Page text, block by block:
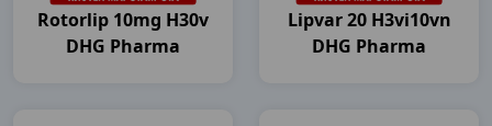
Rotorlip 10mg H30v
DHG Pharma
Lipvar 20 H3vi10vn
DHG Pharma